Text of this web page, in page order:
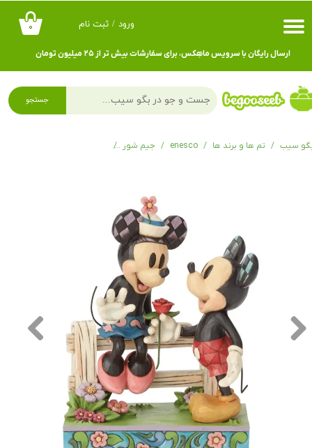
۰ ورود / ثبت نام
حساب کاربری من
تغییر گذر واژه
سفارشات
ارسال رایگان با سرویس ماهِکس، برای سفارشات بیش تر از ۲۵ میلیون تومان
جستجو
سیب تم ها و برند ها enesco جیم شور